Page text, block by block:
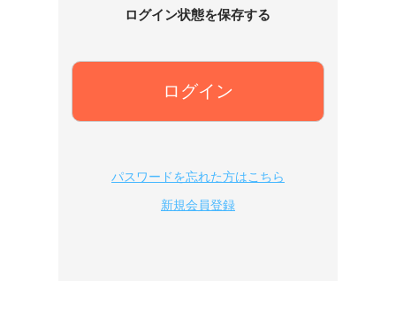
ログイン状態を保存する
パスワードを忘れた方はこちら
新規会員登録